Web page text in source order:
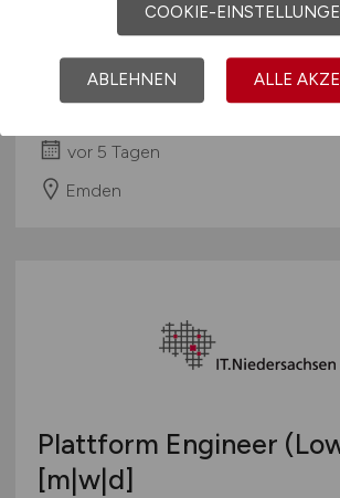
Staatlich geprüfte/r
Elektrotechnik(w/m/d)
Niedersachsen Ports GmbH &
vor 5 Tagen
Emden
Plattform Engineer
[m|w|d]
COOKIE-
ABLEHNEN ALLE